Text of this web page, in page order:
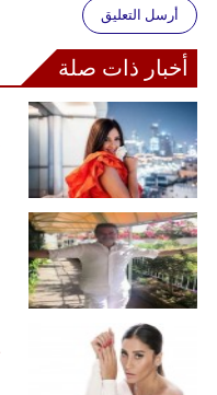
أرسل التعليق
أخبار ذات صلة